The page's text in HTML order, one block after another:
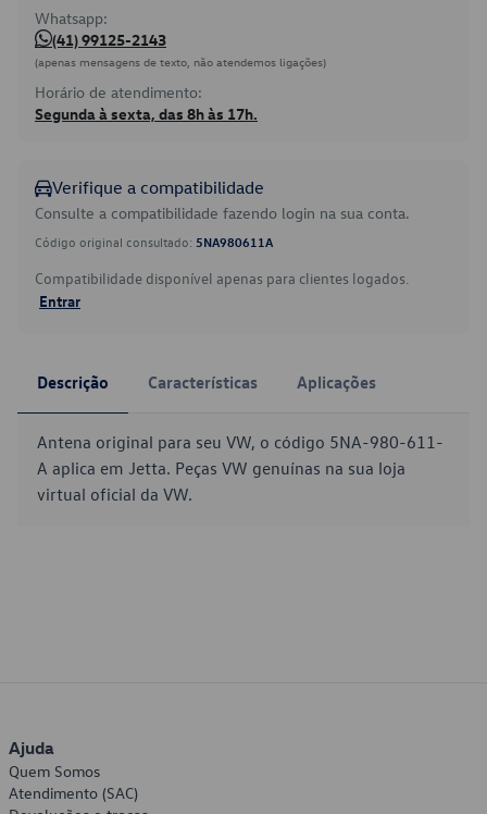
Whatsapp:
(41) 99125-2143
(apenas mensagens de texto, não atendemos ligações)
Horário de atendimento:
Segunda à sexta, das 8h às 17h.
Verifique a compatibilidade
Consulte a compatibilidade fazendo login na sua conta.
Código original consultado: 5NA980611A
Compatibilidade disponível apenas para clientes logados.
Entrar
Descrição Características Aplicações
Antena original para seu VW, o código 5NA-980-611-
A aplica em Jetta. Peças VW genuínas na sua loja
virtual oficial da VW.
Ajuda
Quem Somos
Atendimento (SAC)